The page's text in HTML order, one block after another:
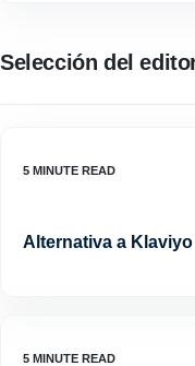
Selección del
Alternativa a